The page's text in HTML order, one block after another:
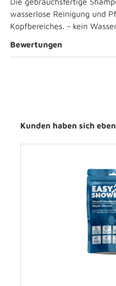
wasserlose Reinigung und
Kopfbereiches. - kein
Bewertungen
Kunden haben sich